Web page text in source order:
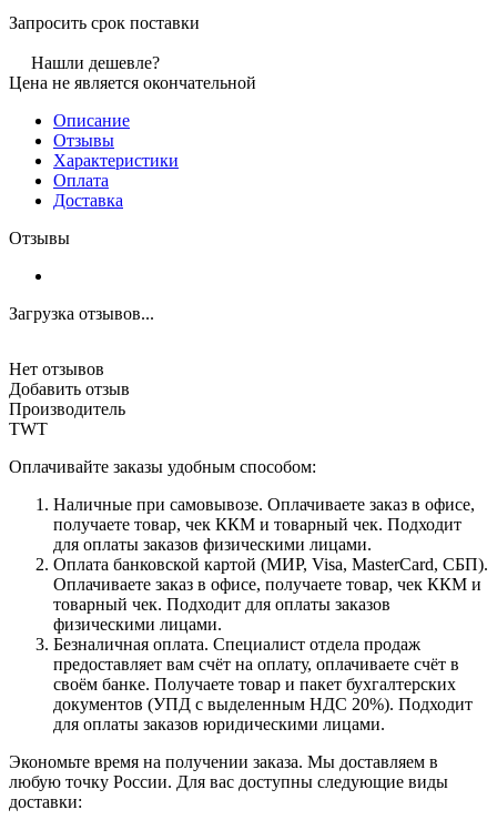
Запросить срок поставки
Нашли дешевле?
Цена не является окончательной
Описание
Отзывы
Характеристики
Оплата
Доставка
Отзывы
Загрузка отзывов...
Нет отзывов
Добавить отзыв
Производитель
TWT
Оплачивайте заказы удобным способом:
Наличные при самовывозе. Оплачиваете заказ в офисе,
получаете товар, чек ККМ и товарный чек. Подходит
для оплаты заказов физическими лицами.
Оплата банковской картой (МИР, Visa, MasterCard, СБП).
Оплачиваете заказ в офисе, получаете товар, чек ККМ и
товарный чек. Подходит для оплаты заказов
физическими лицами.
Безналичная оплата. Специалист отдела продаж
предоставляет вам счёт на оплату, оплачиваете счёт в
своём банке. Получаете товар и пакет бухгалтерских
документов (УПД с выделенным НДС 20%). Подходит
для оплаты заказов юридическими лицами.
Экономьте время на получении заказа. Мы доставляем в
любую точку России. Для вас доступны следующие виды
доставки: